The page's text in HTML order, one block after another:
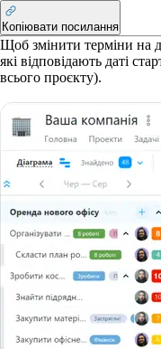
Копіювати посилання
Щоб змінити терміни на
які відповідають даті
всього проєкту).